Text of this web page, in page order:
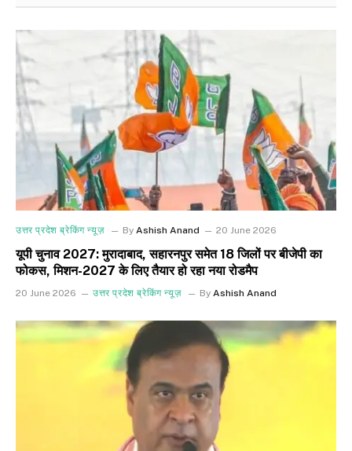
उत्तर प्रदेश ब्रेकिंग न्यूज़ By Ashish Anand 20 June 2026
यूपी चुनाव 2027: मुरादाबाद, सहारनपुर समेत 18 जिलों पर बीजेपी का
फोकस, मिशन-2027 के लिए तैयार हो रहा नया रोडमैप
20 June 2026 उत्तर प्रदेश ब्रेकिंग न्यूज़ By Ashish Anand